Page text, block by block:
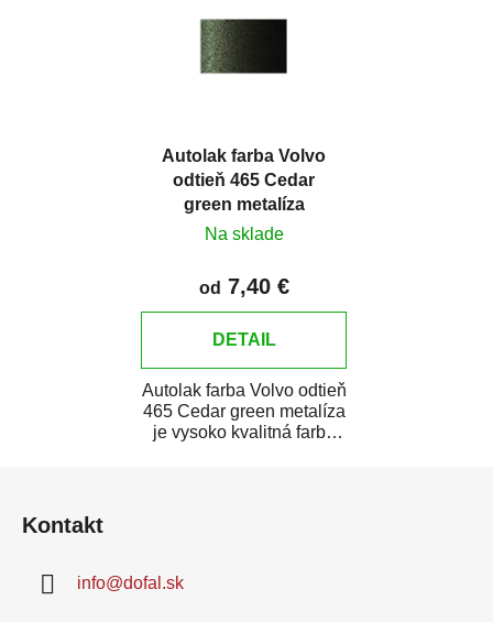
Autolak farba Volvo
odtieň 465 Cedar
green metalíza
Na sklade
od 7,40 €
DETAIL
Autolak farba Volvo odtieň
465 Cedar green metalíza
je vysoko kvalitná farba
Kontakt
info@dofal.sk